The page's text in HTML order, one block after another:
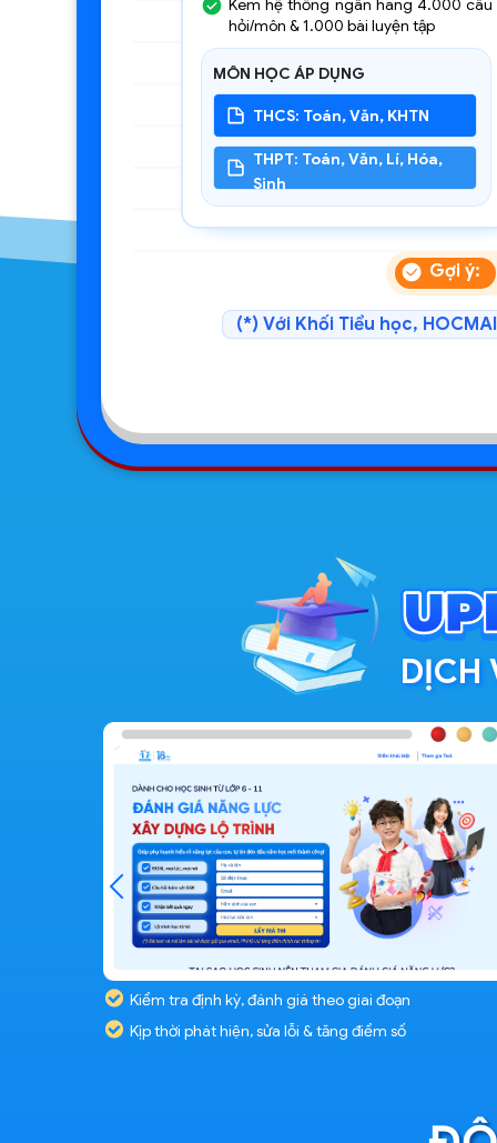
Kèm hệ thống ngân hàng 4.000 câu
hỏi/môn & 1.000 bài luyện tập
MÔN HỌC ÁP DỤNG
THCS: Toán, Văn, KHTN
THPT: Toán, Văn, Lí, Hóa,
Sinh
Gợi ý:
(*) Với Khối Tiểu học,
Kiểm tra định kỳ, đánh giá theo giai đoạn
Kịp thời phát hiện, sửa lỗi & tăng điểm số
DỊCH